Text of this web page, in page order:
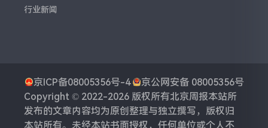
行业新闻
京ICP备08005356号-4
京公网安备 08005356号
Copyright © 2022-2026 版权所有北京周报本站所
发布的文章内容均为原创整理与独立撰写，版权归
本站所有。未经本站书面授权，任何单位或个人不